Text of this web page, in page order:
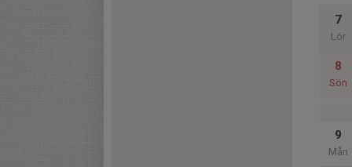
7
Lör
8
Sön
9
Mån